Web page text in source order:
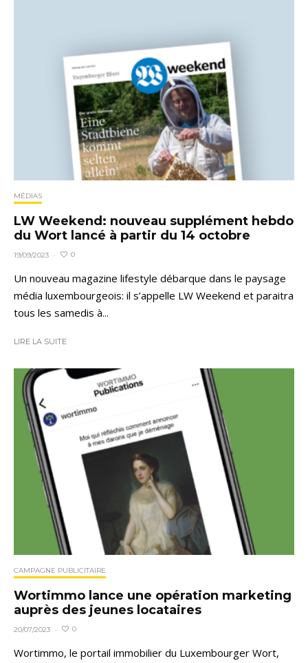
MÉDIAS
LW Weekend: nouveau supplément hebdo
du Wort lancé à partir du 14 octobre
19/09/2023 · 0
Un nouveau magazine lifestyle débarque dans le paysage
média luxembourgeois: il s’appelle LW Weekend et paraitra
tous les samedis à...
LIRE LA SUITE
CAMPAGNE PUBLICITAIRE
Wortimmo lance une opération marketing
auprès des jeunes locataires
20/07/2023 · 0
Wortimmo, le portail immobilier du Luxembourger Wort,